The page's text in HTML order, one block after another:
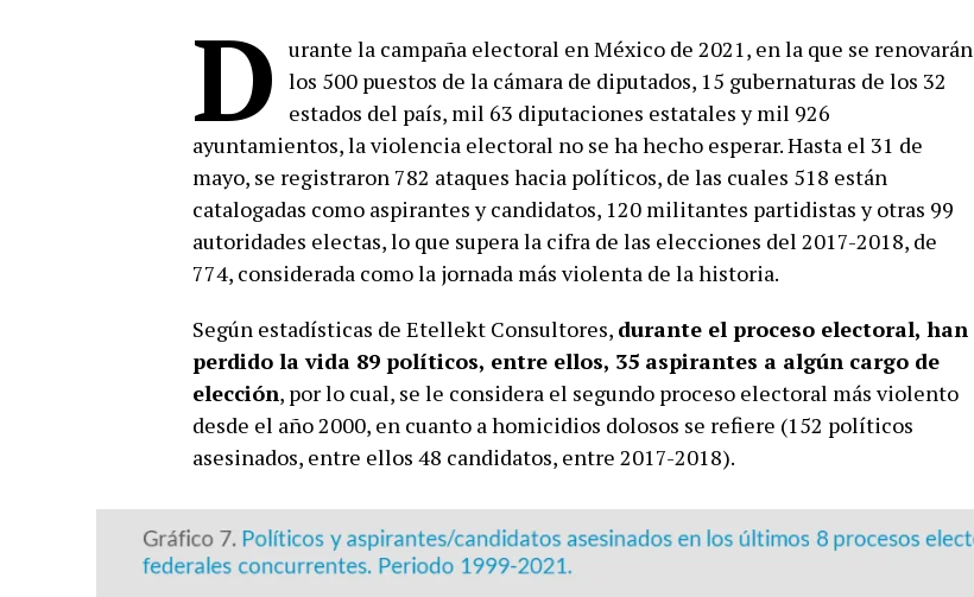
D urante la campaña electoral en México de 2021, en la que se renovarán
los 500 puestos de la cámara de diputados, 15 gubernaturas de los 32
estados del país, mil 63 diputaciones estatales y mil 926
ayuntamientos, la violencia electoral no se ha hecho esperar. Hasta el 31 de
mayo, se registraron 782 ataques hacia políticos, de las cuales 518 están
catalogadas como aspirantes y candidatos, 120 militantes partidistas y otras 99
autoridades electas, lo que supera la cifra de las elecciones del 2017-2018, de
774, considerada como la jornada más violenta de la historia.
Según estadísticas de Etellekt Consultores, durante el proceso electoral, han
perdido la vida 89 políticos, entre ellos, 35 aspirantes a algún cargo de
elección, por lo cual, se le considera el segundo proceso electoral más violento
desde el año 2000, en cuanto a homicidios dolosos se refiere (152 políticos
asesinados, entre ellos 48 candidatos, entre 2017-2018).